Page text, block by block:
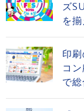
ズ
を
印
コ
で